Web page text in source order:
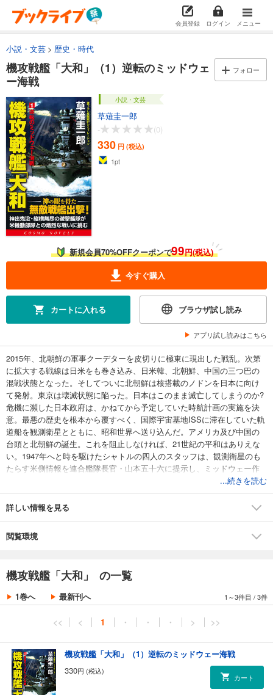
会員登録 ログイン メニュー
小説・文芸 歴史・時代
機攻戦艦「大和」（1）逆転のミッドウェ
ー海戦
フォロー
小説・文芸
草薙圭一郎
-
(0)
330 円 (税込)
1pt
新規会員70%OFFクーポンで99円(税込)
今すぐ購入
カートに入れる ブラウザ試し読み
アプリ試し読みはこちら
2015年、北朝鮮の軍事クーデターを皮切りに極東に現出した戦乱。次第
に拡大する戦線は日米をも巻き込み、日米韓、北朝鮮、中国の三つ巴の
混戦状態となった。そしてついに北朝鮮は核搭載のノドンを日本に向け
て発射。東京は壊滅状態に陥った。日本はこのまま滅亡してしまうのか?
危機に瀕した日本政府は、かねてから予定していた時航計画の実施を決
意。最悪の歴史を根本から覆すべく、国際宇宙基地ISSに滞在していた軌
道船を観測衛星とともに、昭和世界へ送り込んだ。アメリカ及び中国の
台頭と北朝鮮の誕生。これを阻止しなければ、21世紀の平和はありえな
い。1947年へと時を駆けたシャトルの四人のスタッフは、観測衛星のも
たらす米側情報を連合艦隊長官・山本五十六に提示し、ミッドウェー作
戦の計画変更を進言する。だが、南雲中将の機動部隊はすでに出撃。連
合艦隊の運命は、史実通りの道を辿りはじめていた。
...続きを読む
詳しい情報を見る
閲覧環境
機攻戦艦「大和」 の一覧
1巻へ 最新刊へ 1～3件目 /3件
<< < 1 ・ ・ ・ > >>
機攻戦艦「大和」（1）逆転のミッドウェー海戦
330円 (税込)
カート